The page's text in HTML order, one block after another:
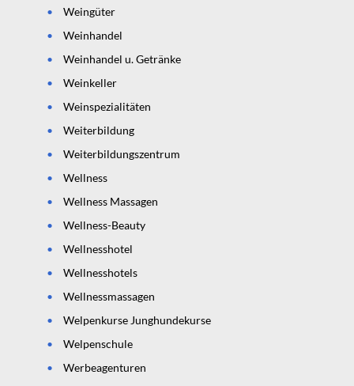
Weingüter
Weinhandel
Weinhandel u. Getränke
Weinkeller
Weinspezialitäten
Weiterbildung
Weiterbildungszentrum
Wellness
Wellness Massagen
Wellness-Beauty
Wellnesshotel
Wellnesshotels
Wellnessmassagen
Welpenkurse Junghundekurse
Welpenschule
Werbeagenturen